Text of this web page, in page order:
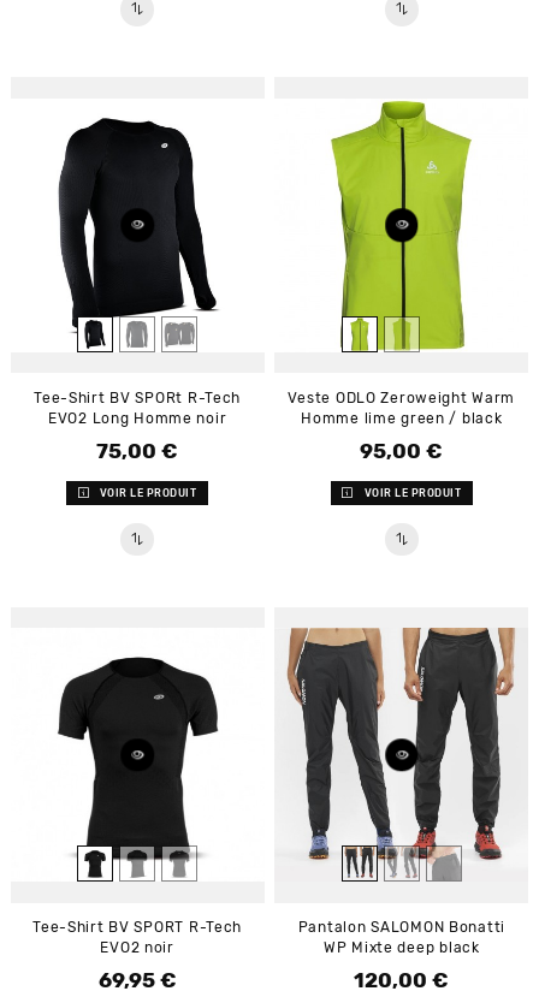
Tee-Shirt BV SPORt R-Tech
EVO2 Long Homme noir
Prix
75,00 €
VOIR LE PRODUIT
Veste ODLO Zeroweight Warm
Homme lime green / black
Prix
95,00 €
VOIR LE PRODUIT
Tee-Shirt BV SPORT R-Tech
EVO2 noir
Prix
69,95 €
Pantalon SALOMON Bonatti
WP Mixte deep black
Prix
120,00 €